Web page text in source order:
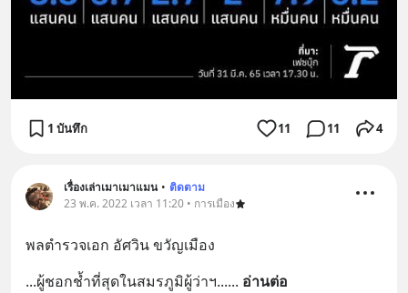
1 บันทึก 11 11 4
เรื่องเล่าเมาเมาแมน • ติดตาม
23 พ.ค. 2022 เวลา 11:20 • การเมือง
พลตำรวจเอก อัศวิน ขวัญเมือง
...ผู้ชอกช้ำที่สุดในสมรภูมิผู้ว่าฯ...... อ่านต่อ